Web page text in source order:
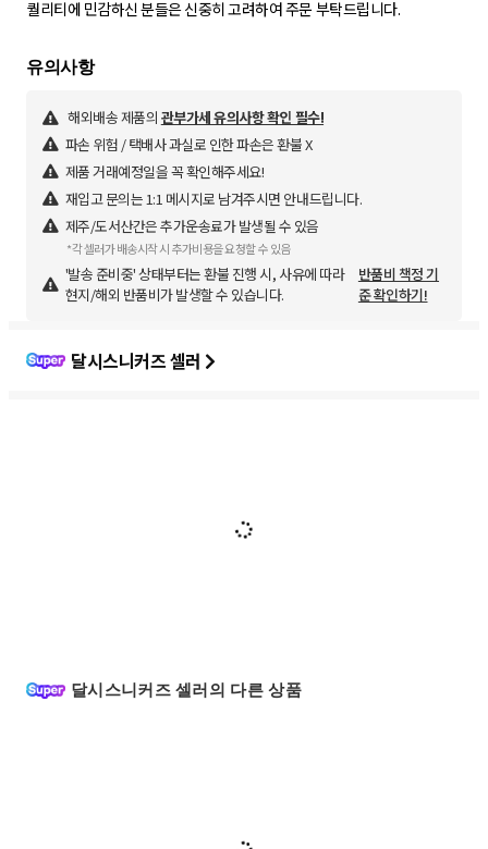
유의사항
해외배송 제품의 관부가세 유의사항 확인 필수!
파손 위험 / 택배사 과실로 인한 파손은 환불 X
제품 거래예정일을 꼭 확인해주세요!
재입고 문의는 1:1 메시지로 남겨주시면 안내드립니다.
제주/도서산간은 추가운송료가 발생될 수 있음
*각 셀러가 배송시작 시 추가비용을 요청할 수 있음
'발송 준비중' 상태부터는 환불 진행 시, 사유에 따라
현지/해외 반품비가 발생할 수 있습니다.
반품비 책정 기
준 확인하기!
달시스니커즈 셀러
달시스니커즈 셀러의 다른 상품